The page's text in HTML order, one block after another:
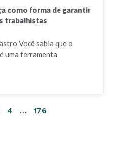
como forma de garantir
trabalhistas
Você sabia que o
uma ferramenta
4 … 176